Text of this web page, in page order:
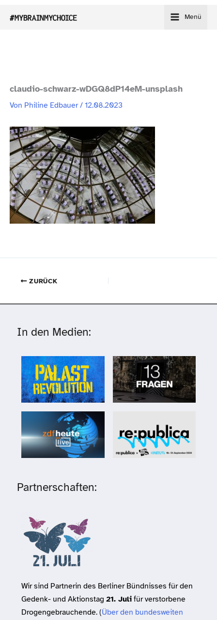
Inhalt
Menü
claudio-​schwarz-​wDGQ8dP14eM-​unsplash
Von Philine Edbauer/12.08.2023
ZURÜCK
In den Medien:
Partnerschaften:
Wir sind Partnerin des Berliner Bündnisses für den
Gedenk- und Aktionstag 21. Julifür verstorbene
Drogengebrauchende. (Über den bundesweiten